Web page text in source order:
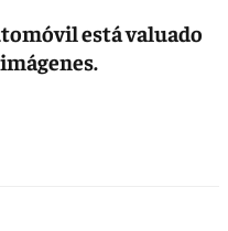
está valuado